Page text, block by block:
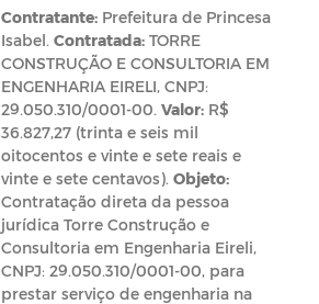
Contratante:Prefeitura de Princesa
Isabel. Contratada:TORRE
CONSTRUÇÃO E CONSULTORIA EM
ENGENHARIA EIRELI, CNPJ:
29.050.310/0001-00. Valor:R$
36.827,27 (trinta e seis mil
oitocentos e vinte e sete reais e
vinte e sete centavos). Objeto:
Contratação direta da pessoa
jurídica Torre Construção e
Consultoria em Engenharia Eireli,
CNPJ: 29.050.310/0001-00, para
prestar serviço de engenharia na